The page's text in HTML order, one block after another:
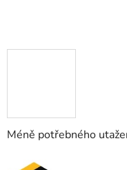
Méně potřebného